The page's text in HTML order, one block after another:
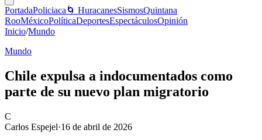
PortadaPoliciaca 🌀 HuracanesSismosQuintana
RooMéxicoPolíticaDeportesEspectáculosOpinión
Inicio/Mundo
Mundo
Chile expulsa a indocumentados como
parte de su nuevo plan migratorio
C
Carlos Espejel·16 de abril de 2026